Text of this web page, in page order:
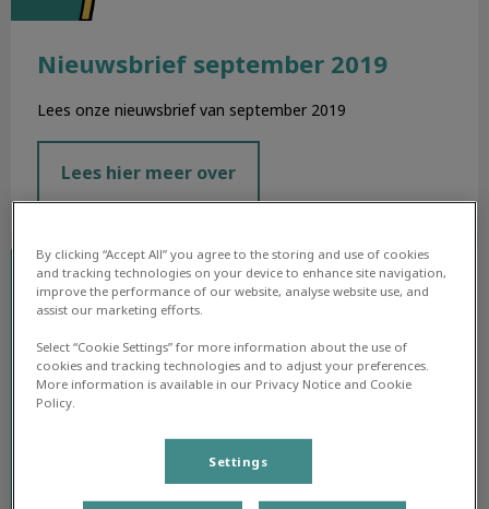
Nieuwsbrief september 2019
Lees onze nieuwsbrief van september 2019
Lees hier meer over
Nieuwsbrief augustus 2019
By clicking “Accept All” you agree to the storing and use of cookies
and tracking technologies on your device to enhance site navigation,
improve the performance of our website, analyse website use, and
assist our marketing efforts.
Select “Cookie Settings” for more information about the use of
cookies and tracking technologies and to adjust your preferences.
More information is available in our Privacy Notice and Cookie
Policy.
Settings